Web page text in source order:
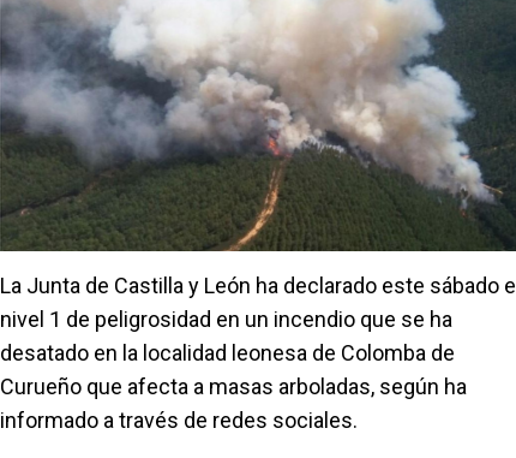
La Junta de Castilla y León ha declarado este sábado el
nivel 1 de peligrosidad en un incendio que se ha
desatado en la localidad leonesa de Colomba de
Curueño que afecta a masas arboladas, según ha
informado a través de redes sociales.